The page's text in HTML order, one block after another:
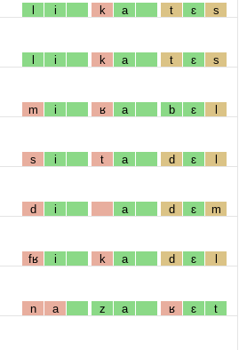
l i k a t ɛ s
l i k a t ɛ s
m i ʁ a b ɛ l
s i t a d ɛ l
d i a d ɛ m
fʁ i k a d ɛ l
n a z a ʁ ɛ t